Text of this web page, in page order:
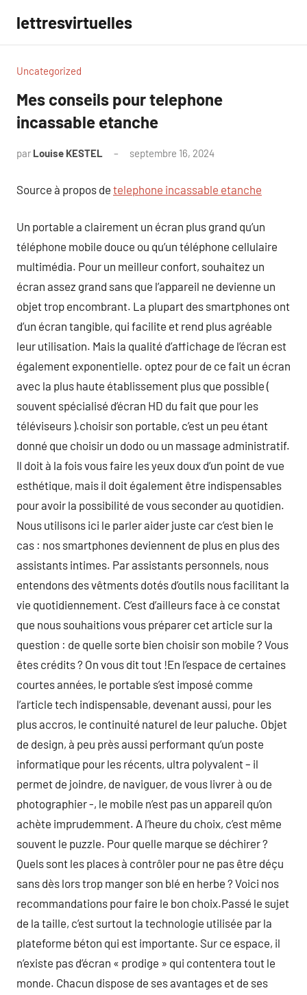
contenu
lettresvirtuelles
Uncategorized
Mes conseils pour telephone
incassable etanche
par Louise KESTEL septembre 16, 2024
Source à propos de telephone incassable etanche
Un portable a clairement un écran plus grand qu’un
téléphone mobile douce ou qu’un téléphone cellulaire
multimédia. Pour un meilleur confort, souhaitez un
écran assez grand sans que l’appareil ne devienne un
objet trop encombrant. La plupart des smartphones ont
d’un écran tangible, qui facilite et rend plus agréable
leur utilisation. Mais la qualité d’affichage de l’écran est
également exponentielle. optez pour de ce fait un écran
avec la plus haute établissement plus que possible (
souvent spécialisé d’écran HD du fait que pour les
téléviseurs ).choisir son portable, c’est un peu étant
donné que choisir un dodo ou un massage administratif.
Il doit à la fois vous faire les yeux doux d’un point de vue
esthétique, mais il doit également être indispensables
pour avoir la possibilité de vous seconder au quotidien.
Nous utilisons ici le parler aider juste car c’est bien le
cas : nos smartphones deviennent de plus en plus des
assistants intimes. Par assistants personnels, nous
entendons des vêtments dotés d’outils nous facilitant la
vie quotidiennement. C’est d’ailleurs face à ce constat
que nous souhaitions vous préparer cet article sur la
question : de quelle sorte bien choisir son mobile ? Vous
êtes crédits ? On vous dit tout !En l’espace de certaines
courtes années, le portable s’est imposé comme
l’article tech indispensable, devenant aussi, pour les
plus accros, le continuité naturel de leur paluche. Objet
de design, à peu près aussi performant qu’un poste
informatique pour les récents, ultra polyvalent – il
permet de joindre, de naviguer, de vous livrer à ou de
photographier -, le mobile n’est pas un appareil qu’on
achète imprudemment. A l’heure du choix, c’est même
souvent le puzzle. Pour quelle marque se déchirer ?
Quels sont les places à contrôler pour ne pas être déçu
sans dès lors trop manger son blé en herbe ? Voici nos
recommandations pour faire le bon choix.Passé le sujet
de la taille, c’est surtout la technologie utilisée par la
plateforme béton qui est importante. Sur ce espace, il
n’existe pas d’écran « prodige » qui contentera tout le
monde. Chacun dispose de ses avantages et de ses